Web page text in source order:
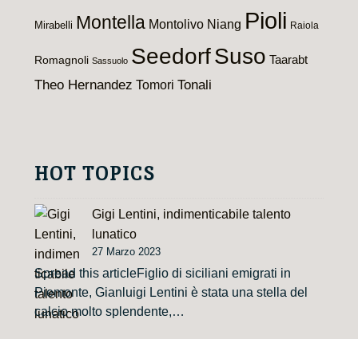
Mirabelli Montella Montolivo Niang Pioli Raiola
Romagnoli Sassuolo SeedorfSuso Taarabt
Theo Hernandez Tomori Tonali
HOT TOPICS
Gigi Lentini, indimenticabile talento
lunatico
27 Marzo 2023
Spread this articleFiglio di siciliani emigrati in
Piemonte, Gianluigi Lentini è stata una stella del
calcio molto splendente,…